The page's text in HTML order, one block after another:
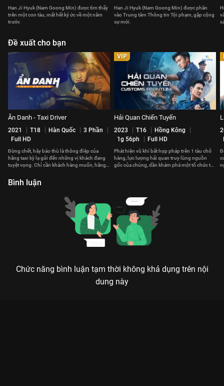
Han Ji Hyuk (Nam Goong Min) được tìm thấy
trên một con tàu, mất hết ký ức về một năm
trước
Han Ji Hyuk (Nam Goong Min) được phân
vào Trung tâm Thông tin Tội phạm, gặp cộng
sự mới.
Đề xuất cho bạn
Ẩn Danh - Taxi Driver
2021 T18 Hàn Quốc
3 Phần
Full HD
Đừng chết, hãy báo thù là thông điệp của
hãng taxi kỳ lạ gửi đến những vị khách đang
tuyệt vọng. Chỉ cần khách hàng muốn, hãng
VIP
Hải Quan Chiến Tuyến
2023 T16
Hồng Kông
1g 56ph
Full HD
Phát hiện vũ khí bất hợp pháp trên 1 tàu chở
hàng, lực lượng hải quan truy lùng nguồn
gốc của chúng, dần khám phá một tổ chức tội
Bình luận
Chức năng bình luận tạm thời không khả dụng trên nội
dung này